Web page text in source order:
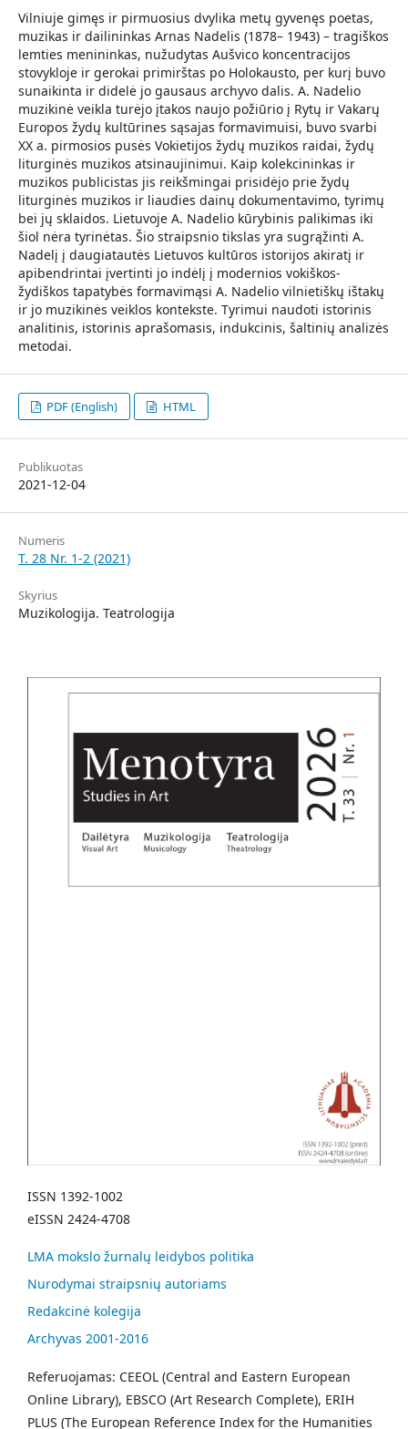
Vilniuje gimęs ir pirmuosius dvylika metų gyvenęs poetas,
muzikas ir dailininkas Arnas Nadelis (1878– 1943) – tragiškos
lemties menininkas, nužudytas Aušvico koncentracijos
stovykloje ir gerokai primirštas po Holokausto, per kurį buvo
sunaikinta ir didelė jo gausaus archyvo dalis. A. Nadelio
muzikinė veikla turėjo įtakos naujo požiūrio į Rytų ir Vakarų
Europos žydų kultūrines sąsajas formavimuisi, buvo svarbi
XX a. pirmosios pusės Vokietijos žydų muzikos raidai, žydų
liturginės muzikos atsinaujinimui. Kaip kolekcininkas ir
muzikos publicistas jis reikšmingai prisidėjo prie žydų
liturginės muzikos ir liaudies dainų dokumentavimo, tyrimų
bei jų sklaidos. Lietuvoje A. Nadelio kūrybinis palikimas iki
šiol nėra tyrinėtas. Šio straipsnio tikslas yra sugrąžinti A.
Nadelį į daugiatautės Lietuvos kultūros istorijos akiratį ir
apibendrintai įvertinti jo indėlį į modernios vokiškos-
žydiškos tapatybės formavimąsi A. Nadelio vilnietiškų ištakų
ir jo muzikinės veiklos kontekste. Tyrimui naudoti istorinis
analitinis, istorinis aprašomasis, indukcinis, šaltinių analizės
metodai.
PDF (English) HTML
Publikuotas
2021-12-04
Numeris
T. 28 Nr. 1-2 (2021)
Skyrius
Muzikologija. Teatrologija
ISSN 1392-1002
eISSN 2424-4708
LMA mokslo žurnalų leidybos politika
Nurodymai straipsnių autoriams
Redakcinė kolegija
Archyvas 2001-2016
Referuojamas: CEEOL (Central and Eastern European
Online Library), EBSCO (Art Research Complete), ERIH
PLUS (The European Reference Index for the Humanities